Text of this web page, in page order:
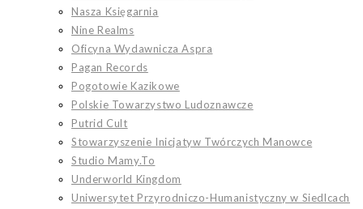
Nasza Księgarnia
Nine Realms
Oficyna Wydawnicza Aspra
Pagan Records
Pogotowie Kazikowe
Polskie Towarzystwo Ludoznawcze
Putrid Cult
Stowarzyszenie Inicjatyw Twórczych Manowce
Studio Mamy.To
Underworld Kingdom
Uniwersytet Przyrodniczo-Humanistyczny w Siedlcach